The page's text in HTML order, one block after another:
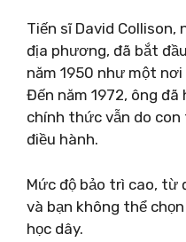
Tiến sĩ David
địa phương, đã bắt
năm 1950 như một
Đến năm 1972, ông
chính thức vẫn do con
điều hành.
Mức độ bảo trì cao, từ
và bạn không thể
học dây.